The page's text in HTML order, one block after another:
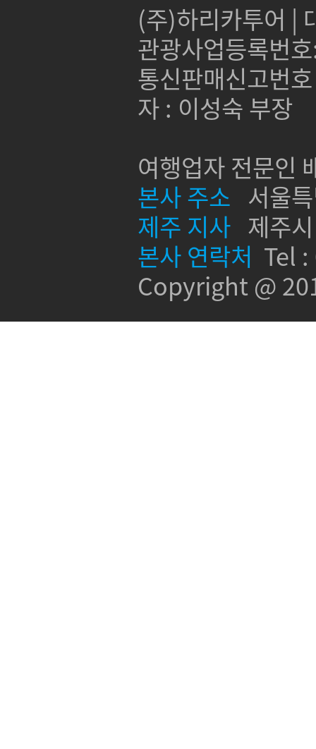
(주)하리카투어 |
관광사업등록번
통신판매신고번
자 : 이성숙 부장
여행업자 전문인
본사 주소 서울
제주 지사 제주
본사 연락처 Tel
Copyright @